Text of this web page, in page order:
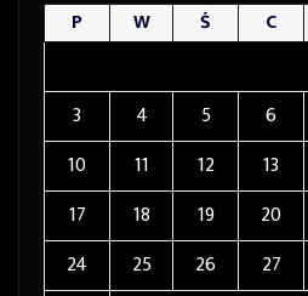
P W Ś C
3
4 5 6
10
11 12 13
17
18 19 20
24
25 26 27